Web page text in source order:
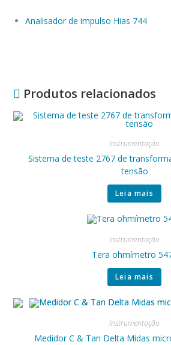
Analisador de impulso Hias 744
Produtos relacionados
Instrumentação
Sistema de teste 2767 de
tensão
Leia mais
Instrumentação
Tera ohmímetro
Leia mais
Instrumentação
Medidor C & Tan Delta Midas